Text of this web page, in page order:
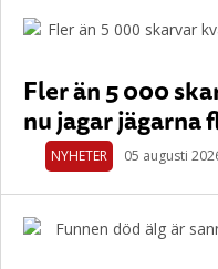
Fler än 5 000
nu jagar jägarna
NYHETER 05 augusti